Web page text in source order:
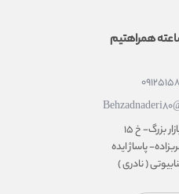
آدرس : تهران- بازار بزرگ- خ ۱۵
پاساژ ایده
( نادری )